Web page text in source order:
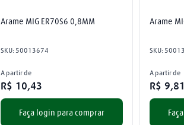
Arame MIG ER70S6 0,8MM
SKU: 50013674
A partir de
R$ 10,43
Faça login para comprar
Arame
SKU:
A partir de
R$ 9,81